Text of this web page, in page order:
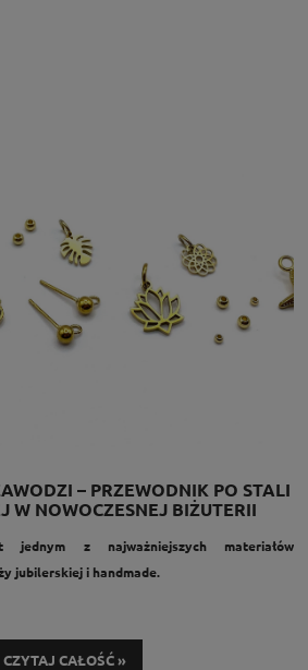
– PRZEWODNIK PO STALI
W NOWOCZESNEJ BIŻUTERII
z najważniejszych materiałów
jubilerskiej i handmade.
CZYTAJ CAŁOŚĆ »